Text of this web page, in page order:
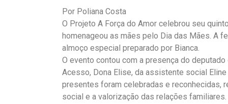
Por Poliana Costa
O Projeto A Força do Amor celebrou seu
homenageou as mães pelo Dia das Mães. A
almoço especial preparado por Bianca.
O evento contou com a presença do
Acesso, Dona Elise, da assistente social
presentes foram celebradas e reconhecidas,
social e a valorização das relações familiares.